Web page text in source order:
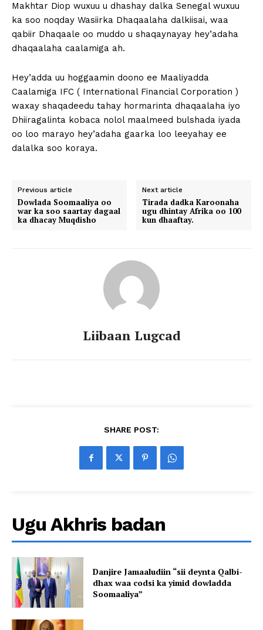
Makhtar Diop wuxuu u dhashay dalka Senegal wuxuu
ka soo noqday Wasiirka Dhaqaalaha dalkiisai, waa
qabiir Dhaqaale oo muddo u shaqaynayay hey’adaha
dhaqaalaha caalamiga ah.
Hey’adda uu hoggaamin doono ee Maaliyadda
Caalamiga IFC ( International Financial Corporation )
waxay shaqadeedu tahay hormarinta dhaqaalaha iyo
Dhiiragalinta kobaca nolol maalmeed bulshada iyada
oo loo marayo hey’adaha gaarka loo leeyahay ee
dalalka soo koraya.
Previous article
Dowlada Soomaaliya oo
war ka soo saartay dagaal
ka dhacay Muqdisho
Next article
Tirada dadka Karoonaha
ugu dhintay Afrika oo 100
kun dhaaftay.
Liibaan Lugcad
SHARE POST:
Ugu Akhris badan
Danjire Jamaaludiin “sii deynta Qalbi-
dhax waa codsi ka yimid dowladda
Soomaaliya”